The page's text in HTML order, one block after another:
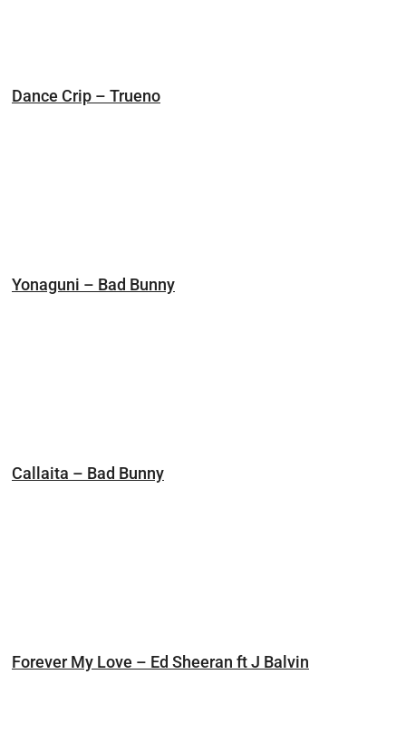
Dance Crip – Trueno
Yonaguni – Bad Bunny
Callaita – Bad Bunny
Forever My Love – Ed Sheeran ft J Balvin